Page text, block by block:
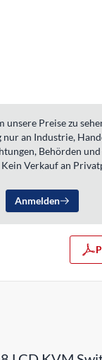
unsere Preise zu
nur an Industrie,
Behörden
Verkauf an
Anmelden